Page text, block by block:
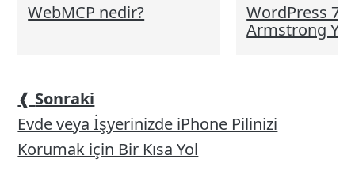
WebMCP nedir?
WordPress 7.0
Armstrong
❰ Sonraki
Evde veya İşyerinizde iPhone Pilinizi
Korumak için Bir Kısa Yol